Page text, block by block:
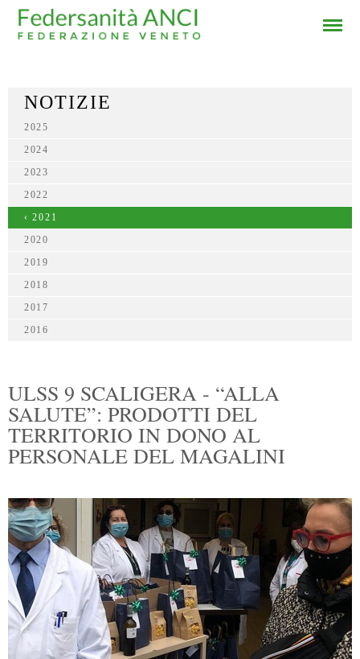
NOTIZIE
2025
2024
2023
2022
‹ 2021
2020
2019
2018
2017
2016
ULSS 9 SCALIGERA - “ALLA
SALUTE”: PRODOTTI DEL
TERRITORIO IN DONO AL
PERSONALE DEL MAGALINI